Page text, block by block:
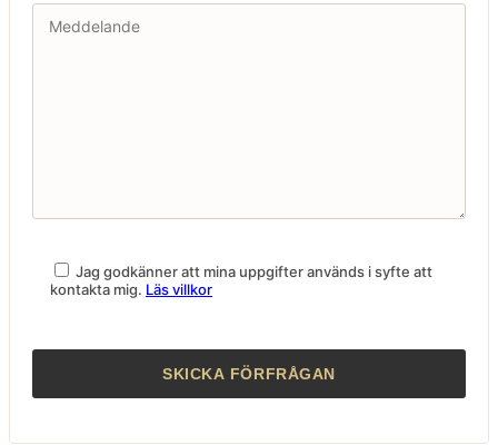
Jag godkänner att mina uppgifter används i syfte att
kontakta mig. Läs villkor